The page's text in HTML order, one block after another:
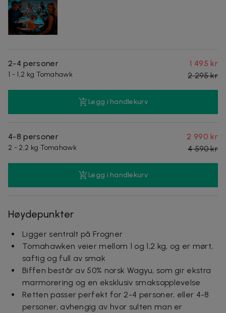
2-4 personer
1 - 1,2 kg Tomahawk
1 495 kr
2 295 kr
Legg i handlekurv
4-8 personer
2 - 2,2 kg Tomahawk
2 990 kr
4 590 kr
Legg i handlekurv
Høydepunkter
Ligger sentralt på Frogner
Tomahawken veier mellom 1 og 1,2 kg, og er mørt,
saftig og full av smak
Biffen består av 50% norsk Wagyu, som gir ekstra
marmorering og en eksklusiv smaksopplevelse
Retten passer perfekt for 2-4 personer, eller 4-8
personer, avhengig av hvor sulten man er